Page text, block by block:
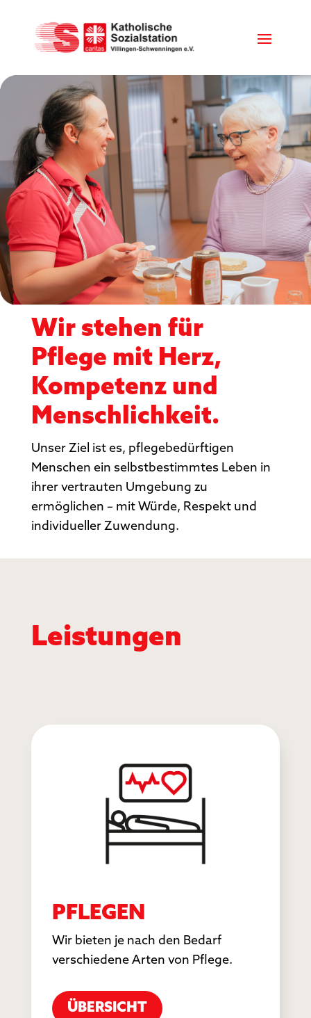
Wir stehen für
Pflege mit Herz,
Kompetenz und
Menschlichkeit.
Unser Ziel ist es, pflegebedürftigen
Menschen ein selbstbestimmtes Leben in
ihrer vertrauten Umgebung zu
ermöglichen – mit Würde, Respekt und
individueller Zuwendung.
Leistungen
PFLEGEN
Wir bieten je nach den Bedarf
verschiedene Arten von Pflege.
ÜBERSICHT